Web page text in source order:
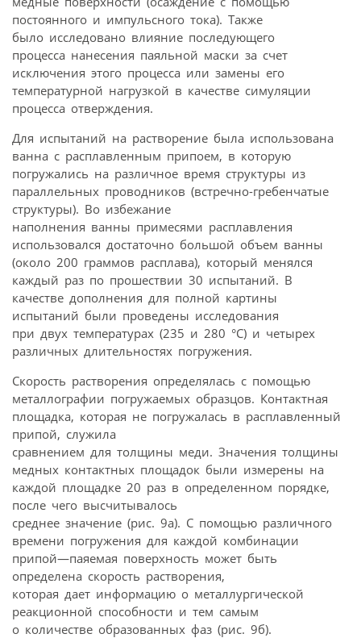
постоянного и импульсного тока). Также
было исследовано влияние последующего
процесса нанесения паяльной маски за счет
исключения этого процесса или замены его
температурной нагрузкой в качестве симуляции
процесса отверждения.
Для испытаний на растворение была использована
ванна с расплавленным припоем, в которую
погружались на различное время структуры из
параллельных проводников (встречно-гребенчатые
структуры). Во избежание
наполнения ванны примесями расплавления
использовался достаточно большой объем ванны
(около 200 граммов расплава), который менялся
каждый раз по прошествии 30 испытаний. В
качестве дополнения для полной картины
испытаний были проведены исследования
при двух температурах (235 и 280 °C) и четырех
различных длительностях погружения.
Скорость растворения определялась с помощью
металлографии погружаемых образцов. Контактная
площадка, которая не погружалась в расплавленный
припой, служила
сравнением для толщины меди. Значения толщины
медных контактных площадок были измерены на
каждой площадке 20 раз в определенном порядке,
после чего высчитывалось
среднее значение (рис. 9а). С помощью различного
времени погружения для каждой комбинации
припой—паяемая поверхность может быть
определена скорость растворения,
которая дает информацию о металлургической
реакционной способности и тем самым
о количестве образованных фаз (рис. 9б).